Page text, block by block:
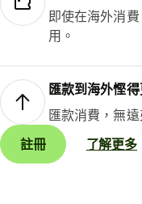
即使在海外消
用。
匯款到海外慳
匯款消費，無遠
註冊
了解更多